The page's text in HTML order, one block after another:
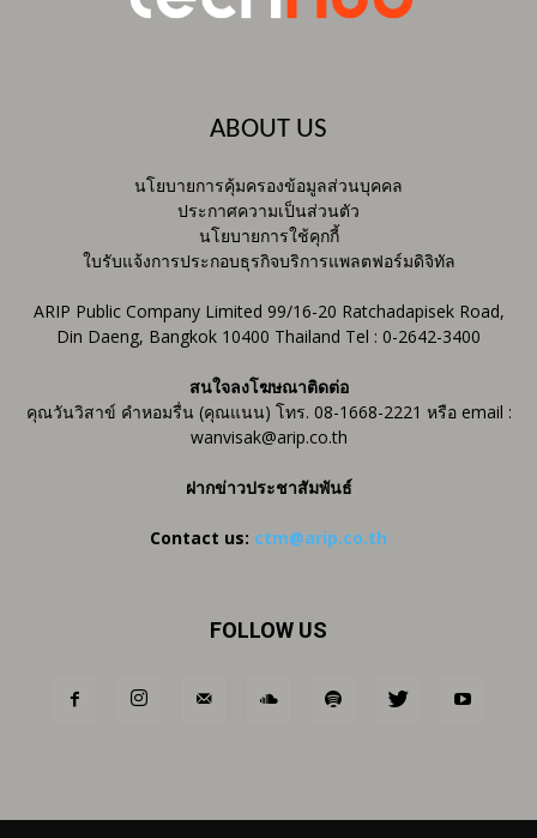
ABOUT US
นโยบายการคุ้มครองข้อมูลส่วนบุคคล
ประกาศความเป็นส่วนตัว
นโยบายการใช้คุกกี้
ใบรับแจ้งการประกอบธุรกิจบริการแพลตฟอร์มดิจิทัล
ARIP Public Company Limited 99/16-20 Ratchadapisek Road,
Din Daeng, Bangkok 10400 Thailand Tel : 0-2642-3400
สนใจลงโฆษณาติดต่อ
คุณวันวิสาข์ คำหอมรื่น (คุณแนน) โทร. 08-1668-2221 หรือ email :
wanvisak@arip.co.th
ฝากข่าวประชาสัมพันธ์
Contact us: ctm@arip.co.th
FOLLOW US